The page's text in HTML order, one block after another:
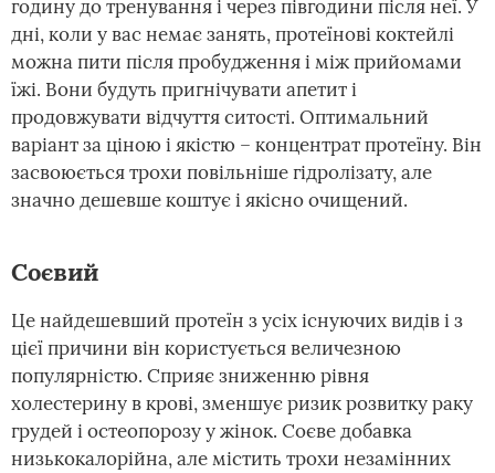
годину до тренування і через півгодини після неї. У
дні, коли у вас немає занять, протеїнові коктейлі
можна пити після пробудження і між прийомами
їжі. Вони будуть пригнічувати апетит і
продовжувати відчуття ситості. Оптимальний
варіант за ціною і якістю – концентрат протеїну. Він
засвоюється трохи повільніше гідролізату, але
значно дешевше коштує і якісно очищений.
Соєвий
Це найдешевший протеїн з усіх існуючих видів і з
цієї причини він користується величезною
популярністю. Сприяє зниженню рівня
холестерину в крові, зменшує ризик розвитку раку
грудей і остеопорозу у жінок. Соєве добавка
низькокалорійна, але містить трохи незамінних